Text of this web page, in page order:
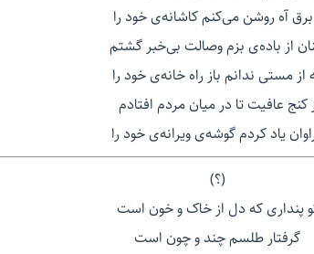
آه روشن می‌کنم کاشانه‌ی خود را
از باده‌ی بزم وصالت بی‌خبر گشتم
از مستی ندانم باز راه خانه‌ی خود را
کنج عافیت تا در میان مردم افتادم
یاد کردم گوشه‌ی ویرانه‌ی خود را
(؟)
پنداری که دل از خاک و خون است
گرفتار طلسم چند و چون است